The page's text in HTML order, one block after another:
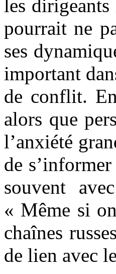
les
pourrait ne
ses
important
de conflit.
alors que
l’anxiété
de
souvent
« Même si
chaînes
de lien avec